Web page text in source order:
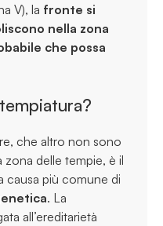
V), la fronte si
nella zona
che possa
che altro non sono
zona delle tempie, è il
causa più comune di
. La
all’ereditarietà